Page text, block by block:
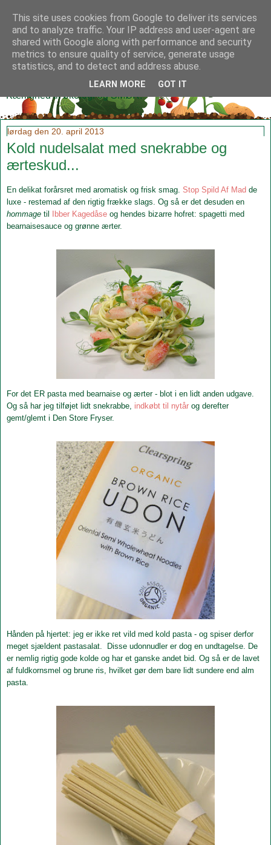
Klidmoster.dk
Kærlighed til økologi og SMØR!
lørdag den 20. april 2013
Kold nudelsalat med snekrabbe og
ærteskud...
En delikat forårsret med aromatisk og frisk smag. Stop Spild Af Mad de
luxe - restemad af den rigtig frække slags. Og så er det desuden en
hommage til Ibber Kagedåse og hendes bizarre hofret: spagetti med
bearnaisesauce og grønne ærter.
For det ER pasta med bearnaise og ærter - blot i en lidt anden udgave.
Og så har jeg tilføjet lidt snekrabbe indkøbt til nytår og derefter
gemt/glemt i Den Store Fryser.
Hånden på hjertet: jeg er ikke ret vild med kold pasta - og spiser derfor
meget sjældent pastasalat. Disse udonnudler er dog en undtagelse. De
er nemlig rigtig gode kolde og har et ganske andet bid. Og så er de lavet
af fuldkornsmel og brune ris, hvilket gør dem bare lidt sundere end alm
pasta.
This site uses cookies from Google to deliver its services
and to analyze traffic. Your IP address and user-agent are
shared with Google along with performance and security
metrics to ensure quality of service, generate usage
statistics, and to detect and address abuse.
LEARN MORE GOT IT